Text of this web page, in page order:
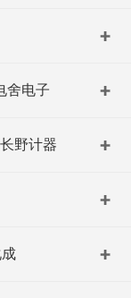
舍电子
野计器